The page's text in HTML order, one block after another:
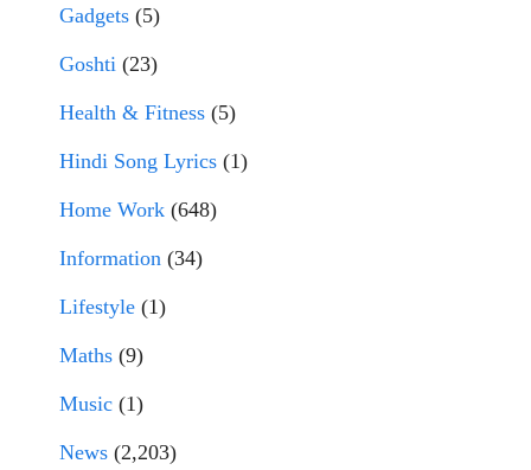
Gadgets (5)
Goshti (23)
Health & Fitness (5)
Hindi Song Lyrics (1)
Home Work (648)
Information (34)
Lifestyle (1)
Maths (9)
Music (1)
News (2,203)